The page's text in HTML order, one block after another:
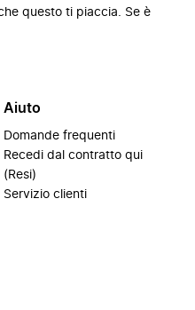
questo ti piaccia. Se è
Aiuto
Domande frequenti
Recedi dal contratto qui
(Resi)
Servizio clienti